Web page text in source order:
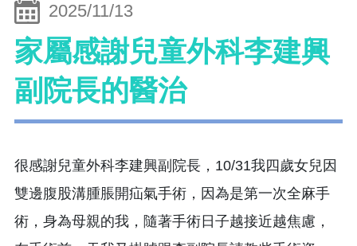
2025/11/13
家屬感謝兒童外科李建興
副院長的醫治
很感謝兒童外科李建興副院長，10/31我四歲女兒因
雙邊腹股溝腫脹開疝氣手術，因為是第一次全麻手
術，身為母親的我，隨著手術日子越接近越焦慮，